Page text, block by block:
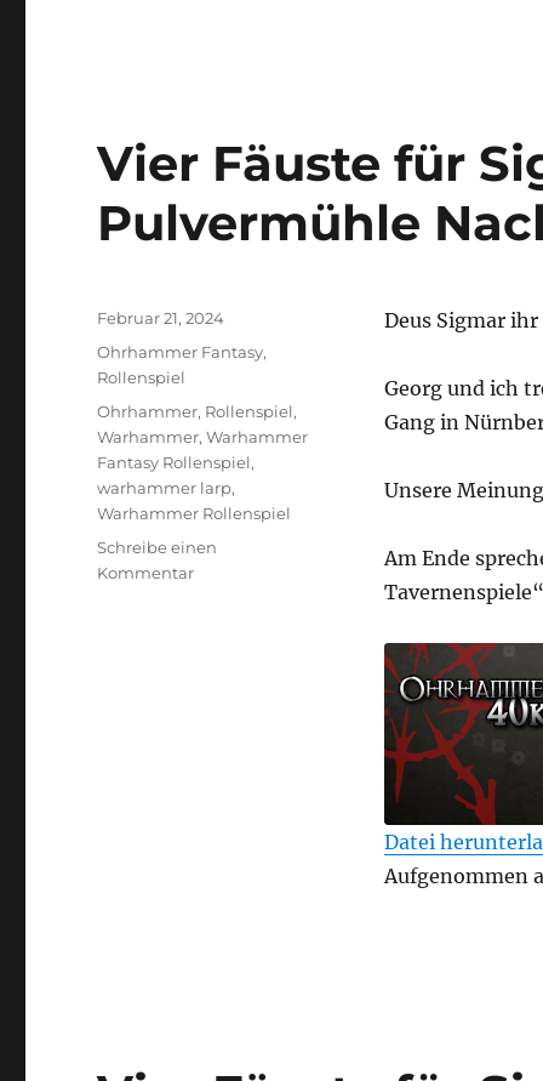
Vier Fäuste für
Pulvermühle
Deus Sigmar ihr
Georg und ich
Gang in
Unsere
Am Ende
Tavernenspiele“
TEILEN
Datei
Aufgenommen
Veröffentlicht
am
Februar 21, 2024
Kategorien
Ohrhammer Fantasy,
Rollenspiel
Schlagwörter
Ohrhammer, Rollenspiel,
Warhammer,Warhammer
Fantasy Rollenspiel,
warhammer larp,
Warhammer Rollenspiel
Schreibe einen
Kommentarzu